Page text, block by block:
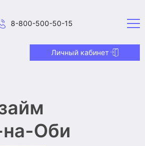
8-800-500-50-15
Личный кабинет
Оби